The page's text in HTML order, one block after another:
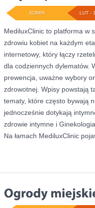
LUT -
ADMIN
MediluxClinic to platforma w
zdrowiu kobiet na każdym
internetowy, który łączy
dla codziennych dylematów.
prewencja, uważne wybory
zdrowotnej. Wpisy powstają
tematy, które często bywają
jednocześnie dotykają
zdrowie intymne i
Na łamach MediluxClinic